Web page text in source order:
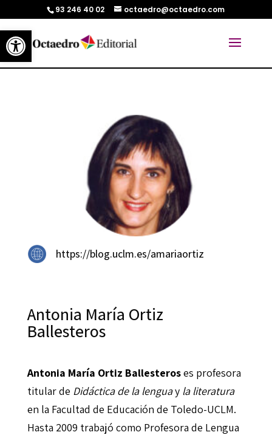
Abrir barra de herramientas
93 246 40 02 octaedro@octaedro.com
https://blog.uclm.es/amariaortiz
Antonia María Ortiz
Ballesteros
Antonia María Ortiz Ballesteroses profesora
titular de Didáctica de la lenguayla literatura
en la Facultad de Educación de Toledo-UCLM.
Hasta 2009 trabajó como Profesora de Lengua